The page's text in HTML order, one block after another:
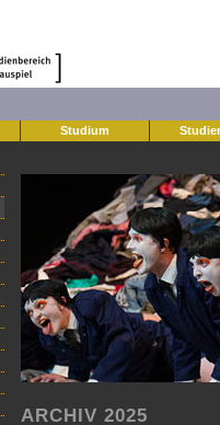
Studium
ARCHIV 2025